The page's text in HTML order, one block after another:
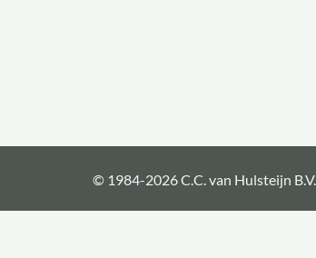
© 1984-2026 C.C. van Hulsteijn B.V.